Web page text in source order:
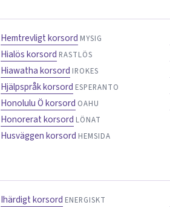
Hemtrevligt korsord MYSIG
Hialös korsord RASTLÖS
Hiawatha korsord IROKES
Hjälpspråk korsord ESPERANTO
Honolulu Ö korsord OAHU
Honorerat korsord LÖNAT
Husväggen korsord HEMSIDA
Ihärdigt korsord ENERGISKT